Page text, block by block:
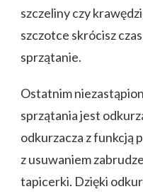
szczeliny czy
szczotce skrócisz
sprzątanie.
Ostatnim
sprzątania jest
odkurzacza z funkcją
z usuwaniem
tapicerki. Dzięki